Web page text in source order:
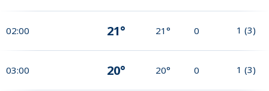
02:00 21° 21° 0 1 (3)
03:00 20° 20° 0 1 (3)